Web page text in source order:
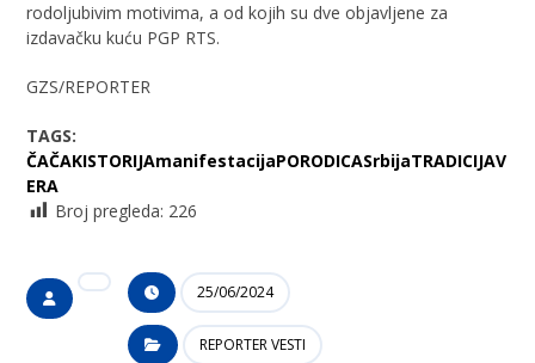
rodoljubivim motivima, a od kojih su dve objavljene za
izdavačku kuću PGP RTS.
GZS/REPORTER
TAGS:
ČAČAKISTORIJAmanifestacijaPORODICASrbijaTRADICIJAV
ERA
Broj pregleda: 226
25/06/2024
REPORTER VESTI